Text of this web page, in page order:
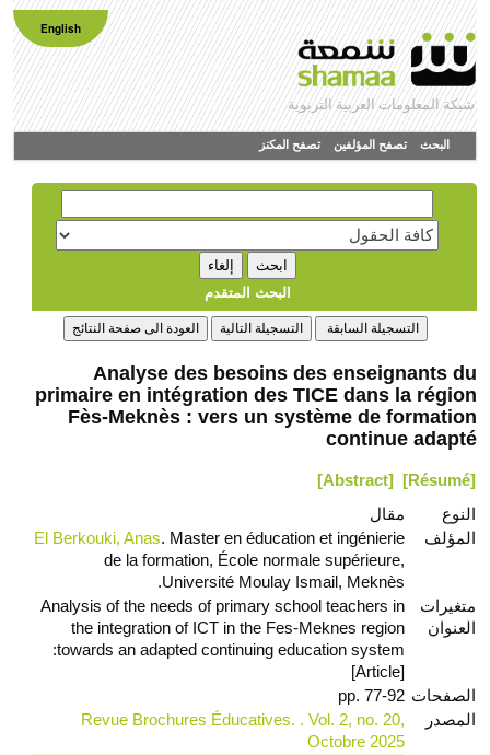
English
شبكة المعلومات العربية التربوية
البحث تصفح المؤلفين تصفح المكنز
البحث المتقدم
Analyse des besoins des enseignants du
primaire en intégration des TICE dans la région
Fès-Meknès : vers un système de formation
continue adapté
[Résumé]
[Abstract]
النوع
مقال
المؤلف
El Berkouki, Anas. Master en éducation et ingénierie
de la formation, École normale supérieure,
Université Moulay Ismail, Meknès.
متغيرات
العنوان
Analysis of the needs of primary school teachers in
the integration of ICT in the Fes-Meknes region
:towards an adapted continuing education system
[Article]
الصفحات pp. 77-92
المصدر
Revue Brochures Éducatives. . Vol. 2, no. 20,
Octobre 2025